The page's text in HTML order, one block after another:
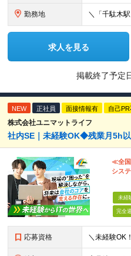
勤務地
求人を見る
掲載終了予定
NEW 正社員 面接情報有 自己
株式会社ユニマットライフ
社内SE｜未経験OK◆残業月5h
≪全国
シス
未経
完全
応募資格